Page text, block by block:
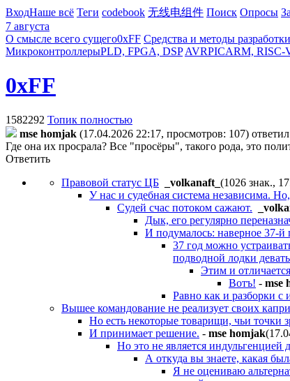
ВходНаше всё Теги codebook 无线电组件 Поиск Опросы
7 августа
О смысле всего сущего0xFF Средства и методы разработки
МикроконтроллерыPLD, FPGA, DSP AVRPICARM, RISC-
0xFF
1582292 Топик полностью
mse homjak (17.04.2026 22:17, просмотров: 107) ответил
Где она их просрала? Все "просёры", такого рода, это
Ответить
Правовой статус ЦБ
_volkanaft_ (1026 знак.,
У нас и судебная система независима.
Судей счас потоком сажают.
Дык, его регулярно
И подумалось: наверное 37-
37 год можно
подводной лодки
Этим и
Вотъ! - mse
Равно как и разборки с
Вышее командование не реализует своих
Но есть некоторые товарищи, чьи точки
И принимает решение. - mse homjak
Но это не является индульгенцией
А откуда вы знаете, какая
Я не оцениваю